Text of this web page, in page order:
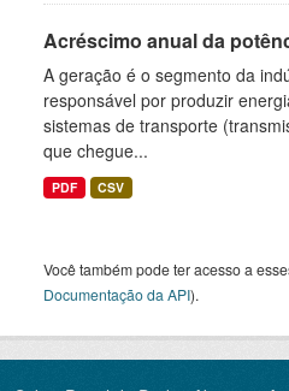
Acréscimo anual da
A geração é o segmento da
responsável por produzir
sistemas de transporte
que chegue...
PDF CSV
Você também pode ter acesso a
Documentação da API).